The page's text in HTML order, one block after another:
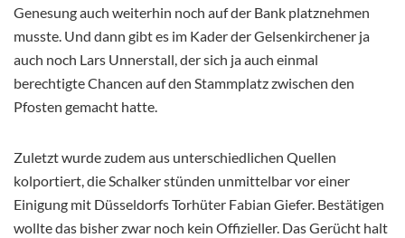
Genesung auch weiterhin noch auf der Bank platznehmen
musste. Und dann gibt es im Kader der Gelsenkirchener ja
auch noch Lars Unnerstall, der sich ja auch einmal
berechtigte Chancen auf den Stammplatz zwischen den
Pfosten gemacht hatte.
Zuletzt wurde zudem aus unterschiedlichen Quellen
kolportiert, die Schalker stünden unmittelbar vor einer
Einigung mit Düsseldorfs Torhüter Fabian Giefer. Bestätigen
wollte das bisher zwar noch kein Offizieller. Das Gerücht halt